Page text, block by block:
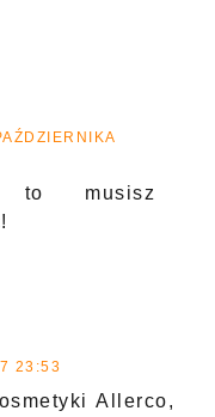
to musisz
23:53
Allerco,